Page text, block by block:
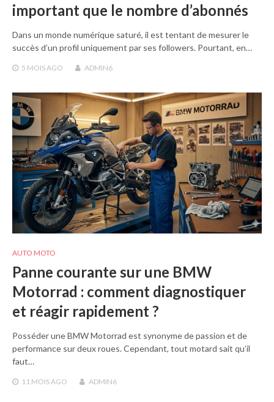
important que le nombre d’abonnés
Dans un monde numérique saturé, il est tentant de mesurer le
succès d’un profil uniquement par ses followers. Pourtant, en…
5 MOIS AGO ADMIN6
AUTO MOTO
Panne courante sur une BMW
Motorrad : comment diagnostiquer
et réagir rapidement ?
Posséder une BMW Motorrad est synonyme de passion et de
performance sur deux roues. Cependant, tout motard sait qu’il
faut…
11 MOIS AGO ADMIN6